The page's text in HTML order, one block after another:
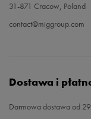
31-871 Cracow, Poland
contact@miggroup.com
Dostawa i
Darmowa dostawa od